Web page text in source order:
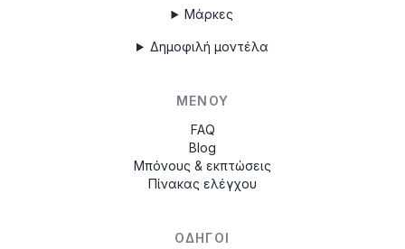
Μάρκες
Δημοφιλή μοντέλα
ΜΕΝΟΎ
FAQ
Blog
Μπόνους & εκπτώσεις
Πίνακας ελέγχου
ΟΔΗΓΟΊ